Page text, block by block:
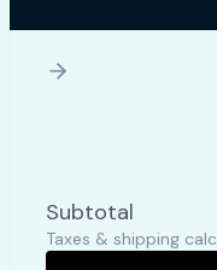
Subtotal
Taxes & shipping